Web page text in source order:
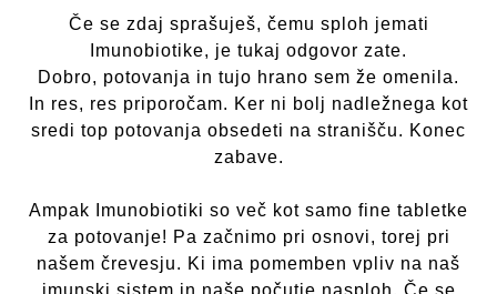
Če se zdaj sprašuješ, čemu sploh jemati
Imunobiotike, je tukaj odgovor zate.
Dobro, potovanja in tujo hrano sem že omenila.
In res, res priporočam. Ker ni bolj nadležnega kot
sredi top potovanja obsedeti na stranišču. Konec
zabave.
Ampak Imunobiotiki so več kot samo fine tabletke
za potovanje! Pa začnimo pri osnovi, torej pri
našem črevesju. Ki ima pomemben vpliv na naš
imunski sistem in naše počutje nasploh. Če se